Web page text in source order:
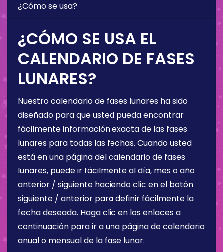
¿Cómo se usa?
¿CÓMO SE USA EL
CALENDARIO DE FASES
LUNARES?
Nuestro calendario de fases lunares ha sido
diseñado para que usted pueda encontrar
fácilmente información exacta de las fases
lunares para todas las fechas. Cuando usted
está en una página del calendario de fases
lunares, puede ir fácilmente al día, mes o año
anterior / siguiente haciendo clic en el botón
siguiente / anterior para definir fácilmente la
fecha deseada. Haga clic en los enlaces a
continuación para ir a una página de calendario
anual o mensual de la fase lunar.